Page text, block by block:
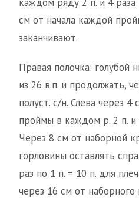
см от начала каждой
заканчивают.
Правая полочка: голубой
из 26 в.п. и продолжать,
полуст. с/н. Слева через 4
проймы в каждом р. 2 п. и
Через 8 см от наборной
горловины оставлять
раз по 1 п. = 10 п. для
через 16 см от наборного